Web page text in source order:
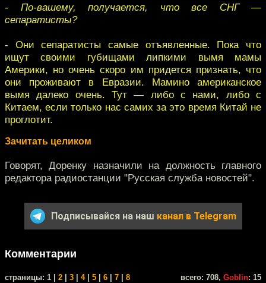
- По-вашему, получается, что все СНГ —
сепаратисты?
- Они сепаратисты самые отъявленные. Пока что
ищут своими губищами липкими вымя мамы
Америки, но очень скоро им придется признать, что
они проживают в Евразии. Мамино американское
вымя далеко очень. Тут — либо с нами, либо с
Китаем, если только нас самих за это время Китай не
проглотит.
Зачитать целиком
Говорят, Доренку назначили на должность главного
редактора радиостанции "Русская служба новостей".
Подписывайся на наш канал в Telegram
Комментарии
cтраницы: 1 | 2 3 4| 5 6 7 8 всего: 708, Goblin: 15